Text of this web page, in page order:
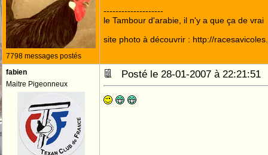
7798 messages postés
--------------------
le Tambour d'arabie, il n'y a que ça de vrai
site photo à découvrir : http://
fabien
Maitre Pigeonneux
Posté le 28-01-2007 à